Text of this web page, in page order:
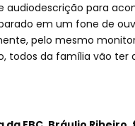
audiodescrição para
em um fone de
pelo mesmo
todos da família vão ter